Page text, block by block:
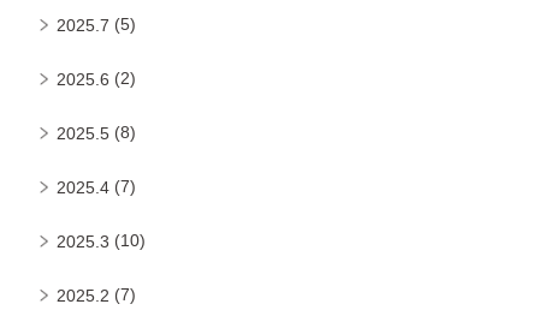
2025.7 (5)
2025.6 (2)
2025.5 (8)
2025.4 (7)
2025.3 (10)
2025.2 (7)